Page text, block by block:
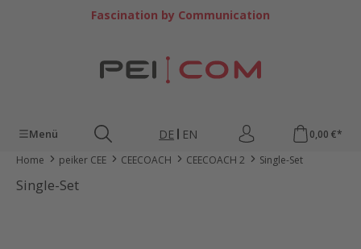
Zum Hauptinhalt springenFascination by Communication
Menü DE EN
0,00 €*
Home
peiker CEE CEECOACH CEECOACH 2 Single-Set
Single-Set